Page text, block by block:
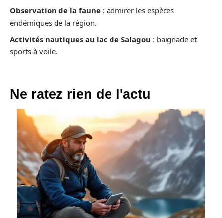
Observation de la faune : admirer les espèces
endémiques de la région.
Activités nautiques au lac de Salagou : baignade et
sports à voile.
Ne ratez rien de l'actu